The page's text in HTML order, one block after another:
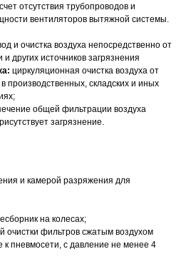
отсутствия трубопроводов и
вентиляторов вытяжной системы.
и очистка воздуха непосредственно от
других источников загрязнения
циркуляционная очистка воздуха от
производственных, складских и иных
общей фильтрации воздуха
загрязнение.
и камерой разряжения для
на колесах;
очистки фильтров сжатым воздухом
к пневмосети, с давление не менее 4